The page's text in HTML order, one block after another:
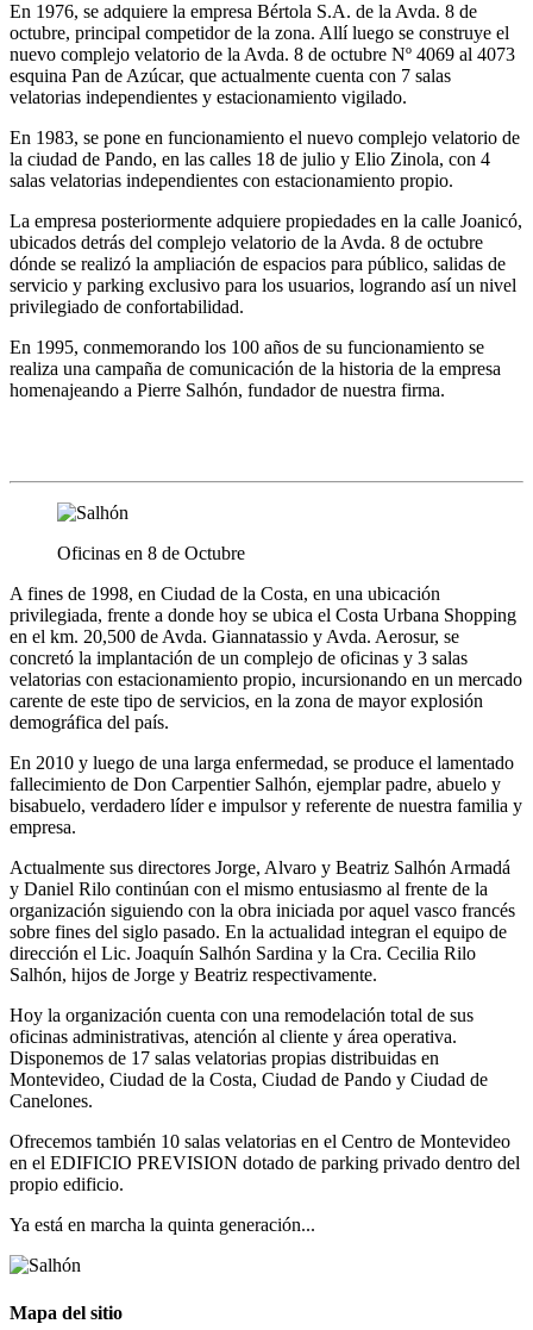
En 1976, se adquiere la empresa Bértola S.A. de la Avda. 8 de
octubre, principal competidor de la zona. Allí luego se construye el
nuevo complejo velatorio de la Avda. 8 de octubre Nº 4069 al 4073
esquina Pan de Azúcar, que actualmente cuenta con 7 salas
velatorias independientes y estacionamiento vigilado.
En 1983, se pone en funcionamiento el nuevo complejo velatorio de
la ciudad de Pando, en las calles 18 de julio y Elio Zinola, con 4
salas velatorias independientes con estacionamiento propio.
La empresa posteriormente adquiere propiedades en la calle Joanicó,
ubicados detrás del complejo velatorio de la Avda. 8 de octubre
dónde se realizó la ampliación de espacios para público, salidas de
servicio y parking exclusivo para los usuarios, logrando así un nivel
privilegiado de confortabilidad.
En 1995, conmemorando los 100 años de su funcionamiento se
realiza una campaña de comunicación de la historia de la empresa
homenajeando a Pierre Salhón, fundador de nuestra firma.
Oficinas en 8 de Octubre
A fines de 1998, en Ciudad de la Costa, en una ubicación
privilegiada, frente a donde hoy se ubica el Costa Urbana Shopping
en el km. 20,500 de Avda. Giannatassio y Avda. Aerosur, se
concretó la implantación de un complejo de oficinas y 3 salas
velatorias con estacionamiento propio, incursionando en un mercado
carente de este tipo de servicios, en la zona de mayor explosión
demográfica del país.
En 2010 y luego de una larga enfermedad, se produce el lamentado
fallecimiento de Don Carpentier Salhón, ejemplar padre, abuelo y
bisabuelo, verdadero líder e impulsor y referente de nuestra familia y
empresa.
Actualmente sus directores Jorge, Alvaro y Beatriz Salhón Armadá
y Daniel Rilo continúan con el mismo entusiasmo al frente de la
organización siguiendo con la obra iniciada por aquel vasco francés
sobre fines del siglo pasado. En la actualidad integran el equipo de
dirección el Lic. Joaquín Salhón Sardina y la Cra. Cecilia Rilo
Salhón, hijos de Jorge y Beatriz respectivamente.
Hoy la organización cuenta con una remodelación total de sus
oficinas administrativas, atención al cliente y área operativa.
Disponemos de 17 salas velatorias propias distribuidas en
Montevideo, Ciudad de la Costa, Ciudad de Pando y Ciudad de
Canelones.
Ofrecemos también 10 salas velatorias en el Centro de Montevideo
en el EDIFICIO PREVISION dotado de parking privado dentro del
propio edificio.
Ya está en marcha la quinta generación...
Mapa del sitio